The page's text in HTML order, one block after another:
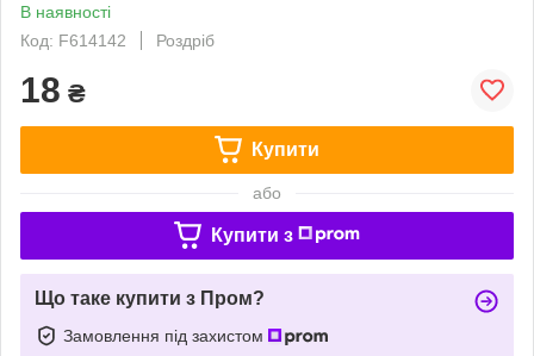
В наявності
Код: F614142
Роздріб
18 ₴
Купити
або
Купити з
Що таке купити з Пром?
Замовлення під захистом